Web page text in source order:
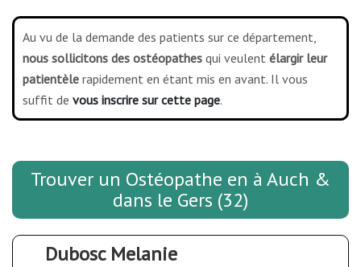
Au vu de la demande des patients sur ce département,
nous sollicitons des ostéopathes qui veulent élargir leur
patientèle rapidement en étant mis en avant. Il vous
suffit de vous inscrire sur cette page.
Trouver un Ostéopathe en à Auch &
dans le Gers (32)
Dubosc Melanie